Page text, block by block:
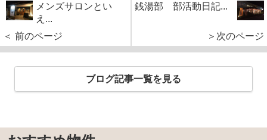
メンズサロンとい
え...
＜ 前のページ
銭湯部 部活動日記...
＞次のページ
ブログ記事一覧を見る